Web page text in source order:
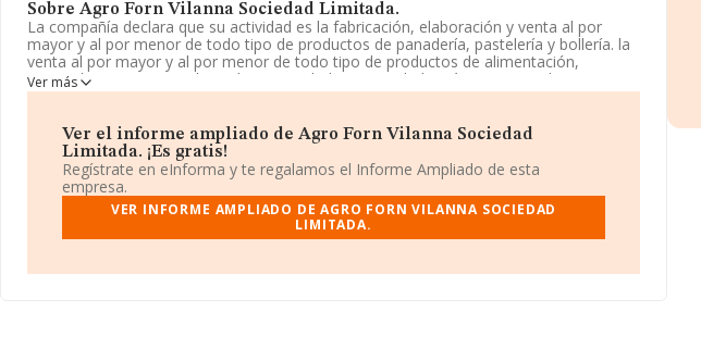
Sobre Agro Forn Vilanna Sociedad Limitada.
La compañía declara que su actividad es la fabricación, elaboración y venta al por
mayor y al por menor de todo tipo de productos de panadería, pastelería y bollería. la
venta al por mayor y al por menor de todo tipo de productos de alimentación,
especialmente artesanales y de proximidad. La sociedad está inscrita en el Registro
Mercantil como Sociedad Limitada. Clasifica su actividad CNAE como 'Comercio al por
especializados', código 4724. No realiza actividad de importación y/o exportación.
Ha contado con el mismo número de profesionales y teniendo en cuenta la
información a disposición de INFORMA, ha contado con un número de empleados
inferior a la media de sector.
Dentro del ranking de empresas elaborado por INFORMA, atendiendo a los niveles de
puestos en el ranking sectorial, pasando del 792 al 882. Antes de la compañía, en el
Ver más
Ver el informe ampliado de Agro Forn Vilanna Sociedad
Limitada. ¡Es gratis!
Regístrate en eInforma y te regalamos el Informe Ampliado de esta
empresa.
VER INFORME AMPLIADO DE AGRO FORN VILANNA SOCIEDAD
LIMITADA.